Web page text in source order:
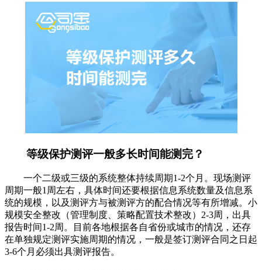
等级保护测评一般多长时间能测完？
一个二级或三级的系统整体持续周期1-2个月。现场测评
周期一般1周左右，具体时间还要根据信息系统数量及信息系
统的规模，以及测评方与被测评方的配合情况等有所增减。小
规模安全整改（管理制度、策略配置技术整改）2-3周，出具
报告时间1-2周。目前各地根据各自省份或城市的情况，还存
在单独规定测评实施周期的情况，一般是签订测评合同之日起
3-6个月必须出具测评报告。